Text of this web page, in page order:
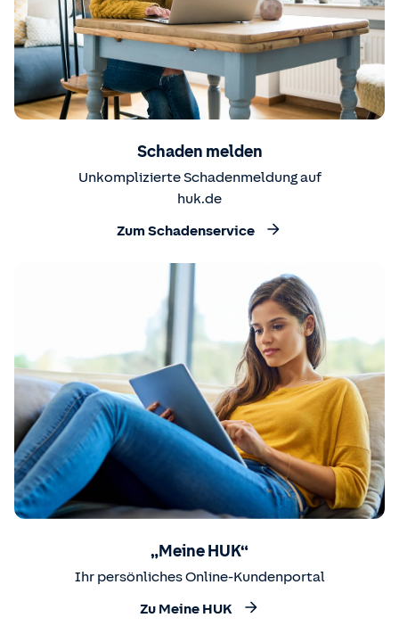
Schaden melden
Unkomplizierte Schadenmeldung auf
huk.de
Zum Schadenservice
„Meine HUK“
Ihr persönliches Online-Kundenportal
Zu Meine HUK